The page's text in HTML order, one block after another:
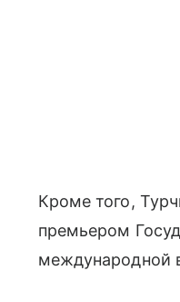
Кроме того,
премьером
международной